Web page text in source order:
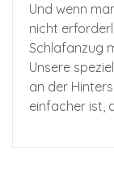
Und wenn
nicht
Schlafanzug
Unsere
an der
einfacher ist,